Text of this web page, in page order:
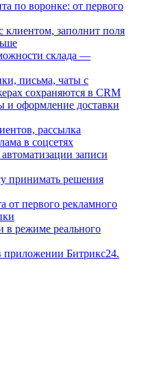
по воронке: от первого
клиентом, заполнит поля
склада —
письма, чаты с
сохраняются в CRM
и оформление доставки
рассылка
в соцсетях
записи
принимать решения
от первого рекламного
режиме реального
Битрикс24.